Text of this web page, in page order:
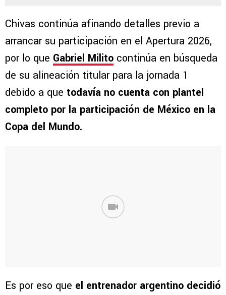
Chivas continúa afinando detalles previo a
arrancar su participación en el Apertura 2026,
por lo que Gabriel Milito continúa en búsqueda
de su alineación titular para la jornada 1
debido a que todavía no cuenta con plantel
completo por la participación de México en la
Copa del Mundo.
Es por eso que el entrenador argentino decidió